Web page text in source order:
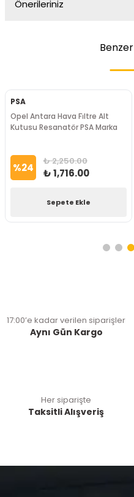
Önerileriniz
Benzer
PSA
Opel Antara Hava Fi̇ltre Alt
Kutusu Resanatör PSA Marka
%24 ₺ 2,250.00
₺ 1,716.00
Sepete Ekle
17:00’e kadar verilen siparişler
Aynı Gün Kargo
Her siparişte
Taksitli Alışveriş